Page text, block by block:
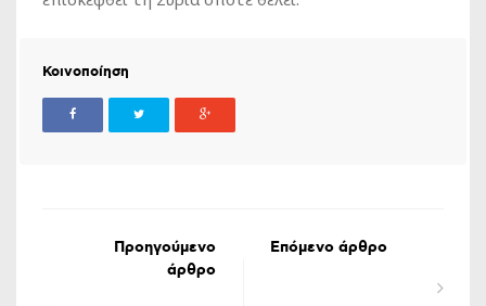
Κοινοποίηση
Προηγούμενο
άρθρο
Επόμενο άρθρο